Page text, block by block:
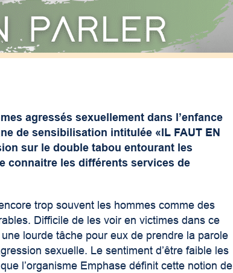
agressés sexuellement dans l’enfance
de sensibilisation intitulée «IL FAUT EN
sur le double tabou entourant les
connaitre les différents services de
trop souvent les hommes comme des
Difficile de les voir en victimes dans ce
lourde tâche pour eux de prendre la parole
sexuelle. Le sentiment d’être faible les
l’organisme Emphase définit cette notion de